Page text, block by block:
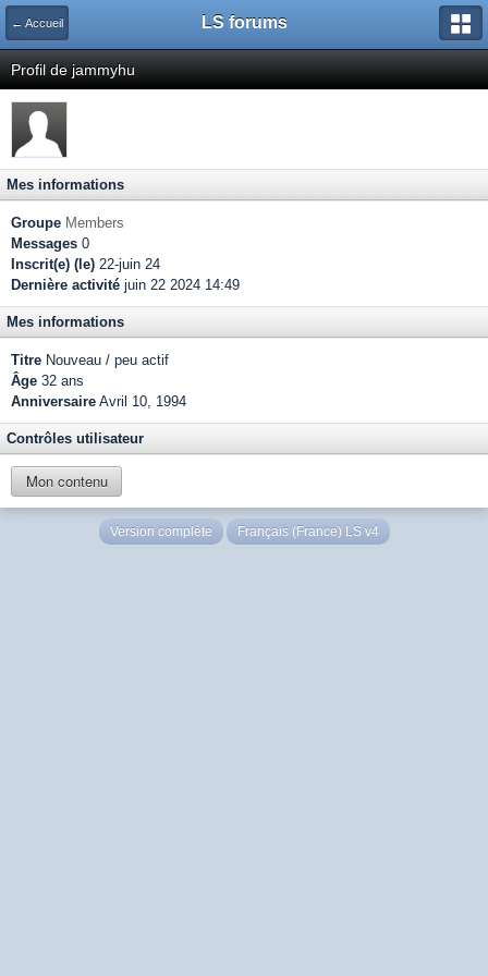
← Accueil LS forums
Profil de jammyhu
Mes informations
Groupe Members
Messages 0
Inscrit(e) (le) 22-juin 24
Dernière activité juin 22 2024 14:49
Mes informations
Titre Nouveau / peu actif
Âge 32 ans
Anniversaire Avril 10, 1994
Contrôles utilisateur
Mon contenu
Version complète Français (France) LS v4